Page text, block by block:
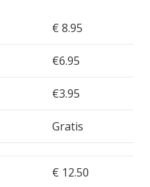
€ 8.95
€6.95
€3.95
Gratis
€ 12.50